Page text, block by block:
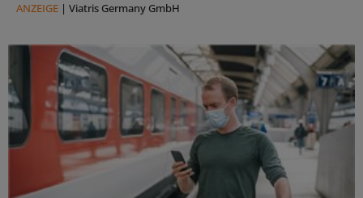
ANZEIGE | Viatris Germany GmbH